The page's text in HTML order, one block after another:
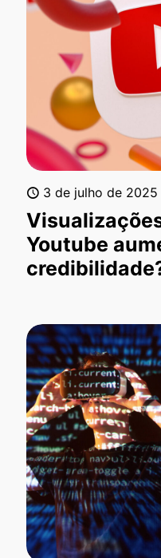
3 de julho de 2025
Youtube